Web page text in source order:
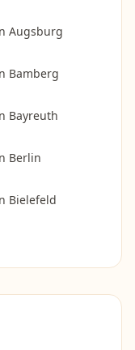
Augsburg
Bamberg
Bayreuth
Berlin
Bielefeld